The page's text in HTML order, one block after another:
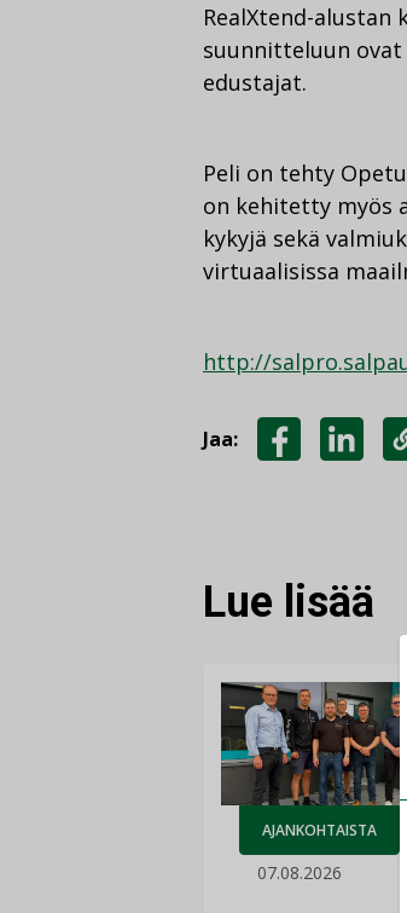
RealXtend-
suunnitteluun
edustajat.
Peli on tehty
on kehitetty myös
kykyjä sekä
virtuaalisissa
http://
Jaa:
Lue lisää
AJANKOHTAISTA
07.08.2026